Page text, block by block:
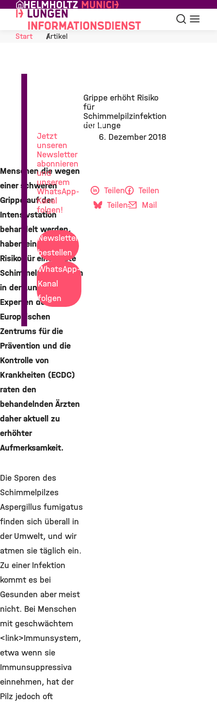
Skip to Content
Suche
Start
Artikel
Grippe erhöht Risiko
für
Schimmelpilzinfektion
der Lunge
6. Dezember 2018
Menschen die wegen
einer schweren
Grippe auf der
Intensivstation
behandelt werden,
haben ein erhöhtes
Risiko für eine akute
Schimmelpilzinfektion
in der Lunge.
Experten des
Europäischen
Zentrums für die
Prävention und die
Kontrolle von
Krankheiten (ECDC)
raten den
behandelnden Ärzten
daher aktuell zu
erhöhter
Aufmerksamkeit.
Die Sporen des
Schimmelpilzes
Aspergillus fumigatus
finden sich überall in
der Umwelt, und wir
atmen sie täglich ein.
Zu einer Infektion
kommt es bei
Gesunden aber meist
nicht. Bei Menschen
mit geschwächtem
<link>Immunsystem,
etwa wenn sie
Immunsuppressiva
einnehmen, hat der
Pilz jedoch oft
Teilen
Teilen
Teilen
Mail
Lungenforschung
Jetzt
unseren
Newsletter
abonnieren
und
unserem
WhatsApp-
Kanal
folgen!
Newsletter
bestellen
WhatsApp-
Kanal
folgen